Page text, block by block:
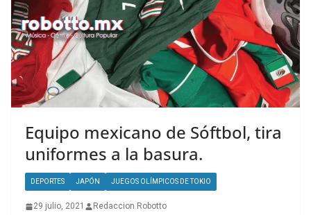
Equipo mexicano de Sóftbol, tira
uniformes a la basura.
DEPORTES JAPÓN JUEGOS OLÍMPICOS DE TOKIO
29 julio, 2021 Redaccion Robotto